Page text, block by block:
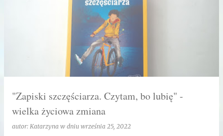
"Zapiski szczęściarza. Czytam, bo lubię" -
wielka życiowa zmiana
autor: Katarzyna w dniu września 25, 2022